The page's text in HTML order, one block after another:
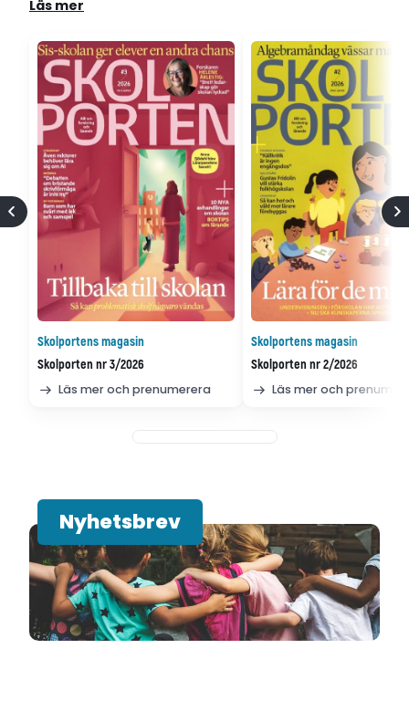
Läs mer
Skolportens magasin
Skolporten nr 3/2026
Läs mer och prenumerera
Skolportens magasin
Skolporten nr 2/2026
Läs mer och
Nyhetsbrev